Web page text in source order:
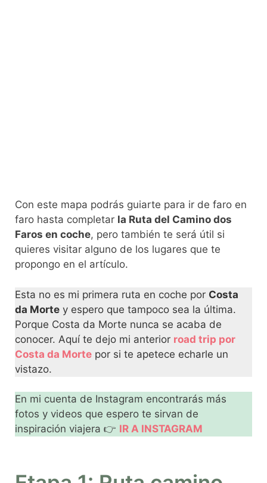
Con este mapa podrás guiarte para ir de faro en
faro hasta completar la Ruta del Camino dos
Faros en coche, pero también te será útil si
quieres visitar alguno de los lugares que te
propongo en el artículo.
Esta no es mi primera ruta en coche por Costa
da Morte y espero que tampoco sea la última.
Porque Costa da Morte nunca se acaba de
conocer. Aquí te dejo mi anterior road trip por
Costa da Morte por si te apetece echarle un
vistazo.
En mi cuenta de Instagram encontrarás más
fotos y videos que espero te sirvan de
inspiración viajera 👉 IR A INSTAGRAM